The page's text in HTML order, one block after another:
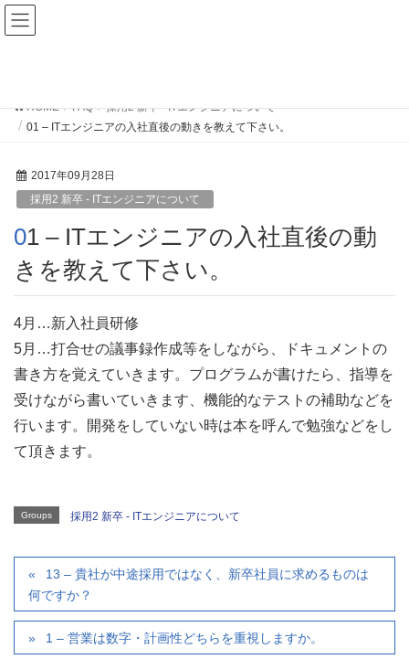
HOME FAQ
採用2 新卒 - ITエンジニアについて
01 – ITエンジニアの入社直後の動きを教えて下さい。
2017年09月28日
採用2 新卒 - ITエンジニアについて
01 – ITエンジニアの入社直後の動
きを教えて下さい。
4月…新入社員研修
5月…打合せの議事録作成等をしながら、ドキュメントの
書き方を覚えていきます。プログラムが書けたら、指導を
受けながら書いていきます、機能的なテストの補助などを
行います。開発をしていない時は本を呼んで勉強などをし
て頂きます。
Groups 採用2 新卒 - ITエンジニアについて
13 – 貴社が中途採用ではなく、新卒社員に求めるものは
何ですか？
1 – 営業は数字・計画性どちらを重視しますか。